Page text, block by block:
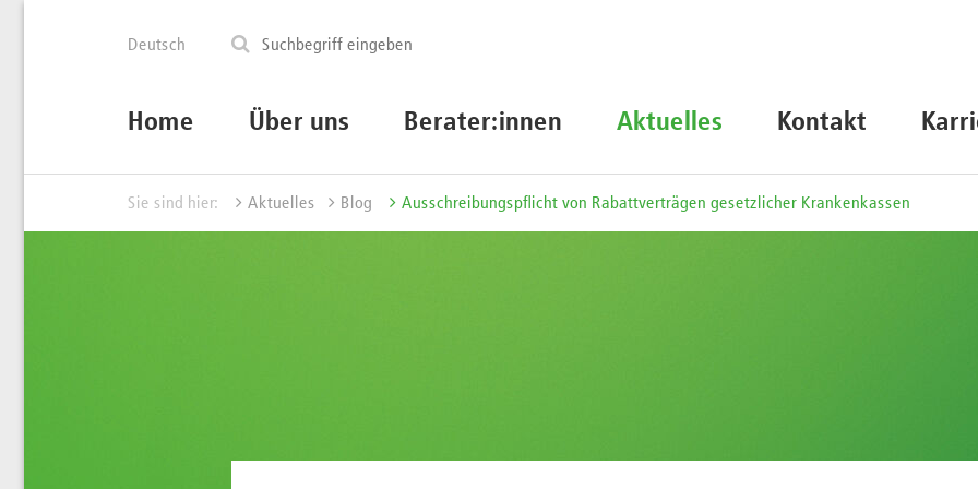
Deutsch
Home Über uns Berater:innen Aktuelles Kontakt
Sie sind hier: Aktuelles Blog Ausschreibungspflicht von Rabattverträgen gesetzlicher Krankenkassen